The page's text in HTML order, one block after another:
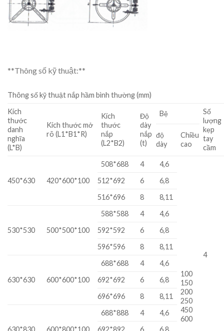
**Thông số kỹ thuật:**
Thông số kỹ thuật nắp hầm bình thường (mm)
Kích
thước
danh
nghĩa
(L*B)
Kích thước mở
rõ (L1*B1*R)
Kích
thước
nắp
(L2*B2)
Độ
dày
nắp
(t)
Bệ
Số
lượng
kẹp
tay
cầm
độ
dày
Chiều
cao
450*630 420*600*100
508*688 4 4,6
100
150
200
250
450
600
4
512*692 6
6,8
516*696
8 8,11
530*530 500*500*100
588*588 4
4,6
592*592
6
6,8
596*596
8 8,11
630*630 600*600*100
688*688 4
4,6
692*692
6
6,8
696*696
8 8,11
630*830 600*800*100
688*888 4
4,6
692*892
6
6,8